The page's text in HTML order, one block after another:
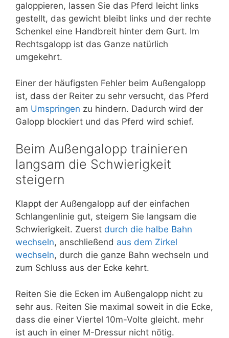
galoppieren, lassen Sie das Pferd leicht links
gestellt, das gewicht bleibt links und der rechte
Schenkel eine Handbreit hinter dem Gurt. Im
Rechtsgalopp ist das Ganze natürlich
umgekehrt.
Einer der häufigsten Fehler beim Außengalopp
ist, dass der Reiter zu sehr versucht, das Pferd
am Umspringen zu hindern. Dadurch wird der
Galopp blockiert und das Pferd wird schief.
Beim Außengalopp trainieren
langsam die Schwierigkeit
steigern
Klappt der Außengalopp auf der einfachen
Schlangenlinie gut, steigern Sie langsam die
Schwierigkeit. Zuerst durch die halbe Bahn
wechseln, anschließend aus dem Zirkel
wechseln, durch die ganze Bahn wechseln und
zum Schluss aus der Ecke kehrt.
Reiten Sie die Ecken im Außengalopp nicht zu
sehr aus. Reiten Sie maximal soweit in die Ecke,
dass die einer Viertel 10m-Volte gleicht. mehr
ist auch in einer M-Dressur nicht nötig.